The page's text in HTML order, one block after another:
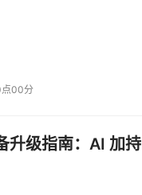
，就是那些从应用程
需要有一些改变来支
现了这种努力，但是
的DMAPI只支持归档
数据了。
00分
升级指南：AI 加